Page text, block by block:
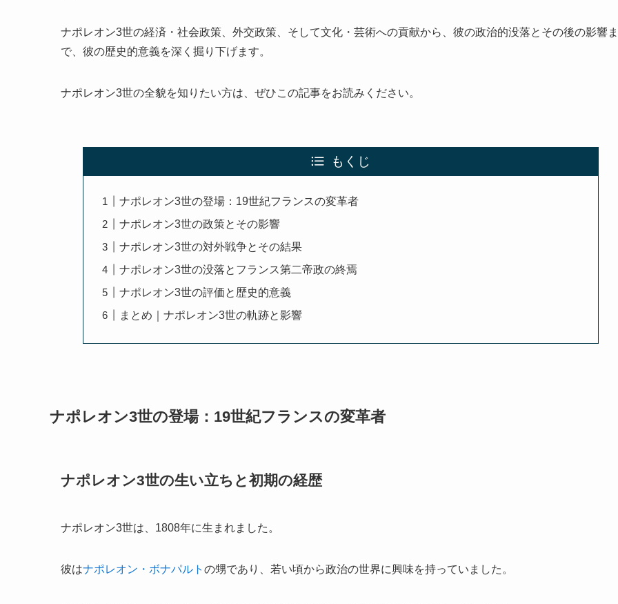
ナポレオン3世の経済・社会政策、外交政策、そして文化・芸術への貢献から、彼の政治的没落とその後の影響ま
で、彼の歴史的意義を深く掘り下げます。
ナポレオン3世の全貌を知りたい方は、ぜひこの記事をお読みください。
もくじ
ナポレオン3世の登場：19世紀フランスの変革者
ナポレオン3世の政策とその影響
ナポレオン3世の対外戦争とその結果
ナポレオン3世の没落とフランス第二帝政の終焉
ナポレオン3世の評価と歴史的意義
まとめ｜ナポレオン3世の軌跡と影響
ナポレオン3世の登場：19世紀フランスの変革者
ナポレオン3世の生い立ちと初期の経歴
ナポレオン3世は、1808年に生まれました。
彼はナポレオン・ボナパルト の甥であり、若い頃から政治の世界に興味を持っていました。